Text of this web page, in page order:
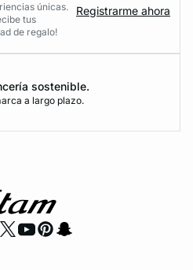
únicas.
tus
de regalo!
Registrarme ahora
sostenible.
a largo plazo.